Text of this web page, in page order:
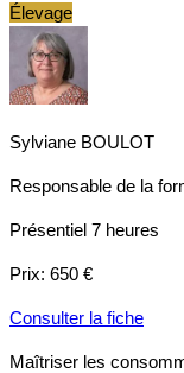
Élevage
Sylviane BOULOT
Responsable de la
Présentiel 7 heures
Prix: 650 €
Consulter la fiche
Maîtriser les